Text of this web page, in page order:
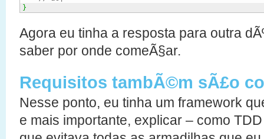
}
Agora eu tinha a resposta para outra
saber por onde comeÃ§ar.
Requisitos tambÃ©m sÃ£o
Nesse ponto, eu tinha um framework
e mais importante, explicar – como